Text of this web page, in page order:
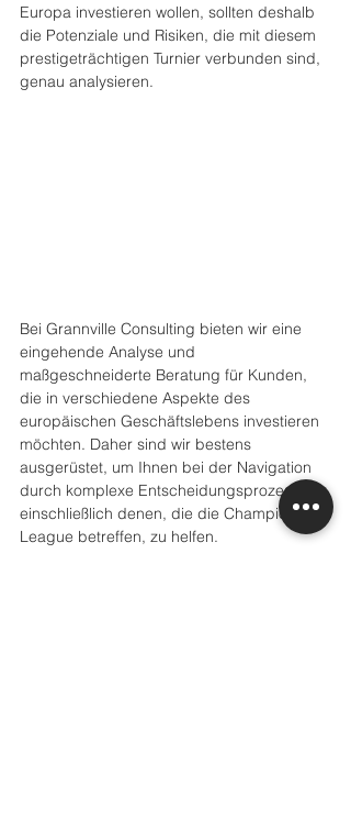
Europa investieren wollen, sollten deshalb
die Potenziale und Risiken, die mit diesem
prestigeträchtigen Turnier verbunden sind,
genau analysieren.
Bei Grannville Consulting bieten wir eine
eingehende Analyse und
maßgeschneiderte Beratung für Kunden,
die in verschiedene Aspekte des
europäischen Geschäftslebens investieren
möchten. Daher sind wir bestens
ausgerüstet, um Ihnen bei der Navigation
durch komplexe Entscheidungsprozesse,
einschließlich denen, die die Champions
League betreffen, zu helfen.